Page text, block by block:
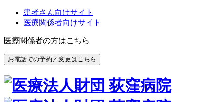
患者さん向けサイト
医療関係者向けサイト
医療関係者の方はこちら
お電話での予約／変更はこちら